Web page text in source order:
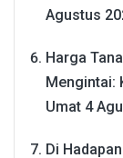
Agustus
Harga
Mengintai:
Umat 4
Di